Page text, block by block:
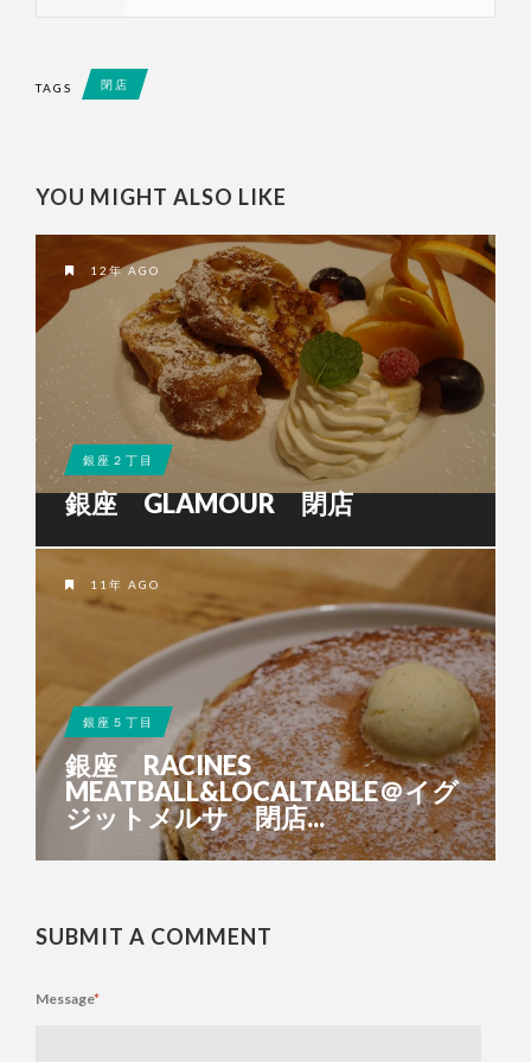
TAGS 閉店
YOU MIGHT ALSO LIKE
12年 AGO
銀座２丁目
銀座 GLAMOUR 閉店
11年 AGO
銀座５丁目
銀座 RACINES
MEATBALL&LOCALTABLE＠イグ
ジットメルサ 閉店...
SUBMIT A COMMENT
Message*